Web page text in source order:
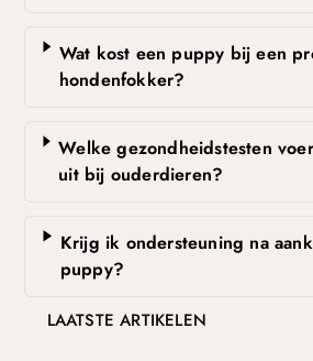
Wat kost een puppy bij een
hondenfokker?
Welke gezondheidstesten
uit bij ouderdieren?
Krijg ik ondersteuning na
puppy?
LAATSTE ARTIKELEN